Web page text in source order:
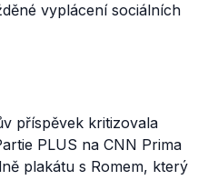
vyplácení sociálních
příspěvek kritizovala
PLUS na CNN Prima
plakátu s Romem, který